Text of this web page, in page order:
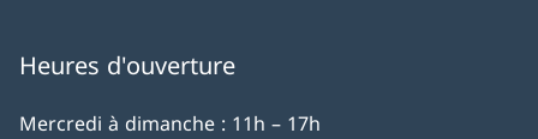
Heures d'ouverture
Mercredi à dimanche : 11h – 17h